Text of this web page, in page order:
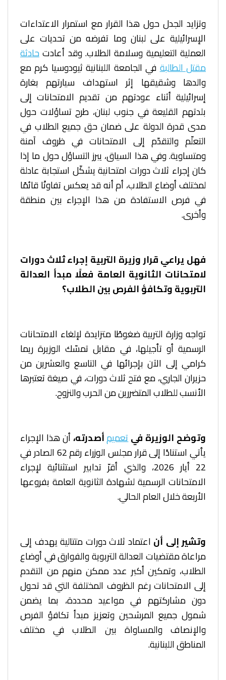
وتزايد الجدل حول هذا القرار مع استمرار الاعتداءات
الإسرائيلية على لبنان وما تفرضه من تحديات على
العملية التعليمية وسلامة الطلاب. وقد أعادتحادثة
مقتل الطالبةفي الجامعة اللبنانية ثيودوسيا كرم مع
والدها وشقيقها إثر استهداف سيارتهم بغارة
إسرائيلية أثناء عودتهم من تقديم الامتحانات إلى
بلدتهم القليعة في جنوب لبنان، طرح تساؤلات حول
مدى قدرة الدولة على ضمان حق جميع الطلاب في
التعلّم والتقدّم إلى الامتحانات في ظروف آمنة
ومتساوية. وفي هذا السياق، يبرز التساؤل حول ما إذا
كان إجراء ثلاث دورات امتحانية يشكّل استجابة عادلة
لمختلف أوضاع الطلاب، أم أنه قد يعكس تفاوتًا قائمًا
في فرص الاستفادة من هذا الإجراء بين منطقة
وأخرى.
فهل يراعي قرار وزيرة التربية إجراء ثلاث دورات
لامتحانات الثانوية العامة فعلًا مبدأ العدالة
التربوية وتكافؤ الفرص بين الطلاب؟
تواجه وزارة التربية ضغوطًا متزايدة لإلغاء الامتحانات
الرسمية أو تأجيلها، في مقابل تمسّك الوزيرة ريما
كرامي إلى الآن بإجرائها في التاسع والعشرين من
حزيران الجاري، مع فتح ثلاث دورات، في صيغة تعتبرها
الأنسب للطلاب المتضررين من الحرب والنزوح.
وتوضح الوزيرة فيتعميمأصدرته،أن هذا الإجراء
يأتي استنادًا إلى قرار مجلس الوزراء رقم 62 الصادر في
22 أيار 2026، والذي أقرّ تدابير استثنائية لإجراء
الامتحانات الرسمية لشهادة الثانوية العامة بفروعها
الأربعة خلال العام الحالي.
وتشير إلى أن اعتماد ثلاث دورات متتالية يهدف إلى
مراعاة مقتضيات العدالة التربوية والفوارق في أوضاع
الطلاب، وتمكين أكبر عدد ممكن منهم من التقدم
إلى الامتحانات رغم الظروف المختلفة التي قد تحول
دون مشاركتهم في مواعيد محددة، بما يضمن
شمول جميع المرشحين وتعزيز مبدأ تكافؤ الفرص
والإنصاف والمساواة بين الطلاب في مختلف
المناطق اللبنانية.